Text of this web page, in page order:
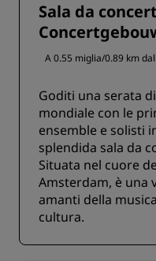
Sala da
A 0.55 miglia/0.89 km
Goditi una serata
mondiale con le
ensemble e solisti
splendida sala da
Situata nel cuore
Amsterdam, è una
amanti della
cultura.